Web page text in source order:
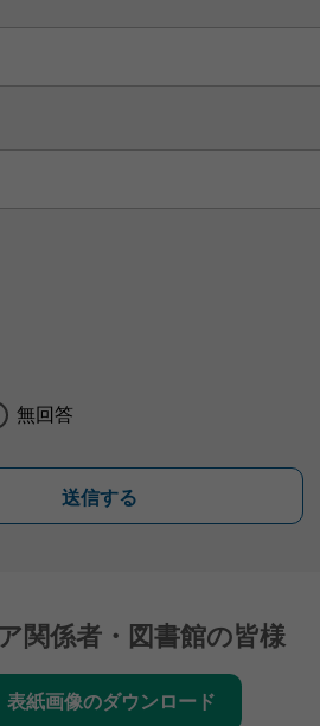
無回答
送信する
関係者・図書館の皆様
表紙画像のダウンロード